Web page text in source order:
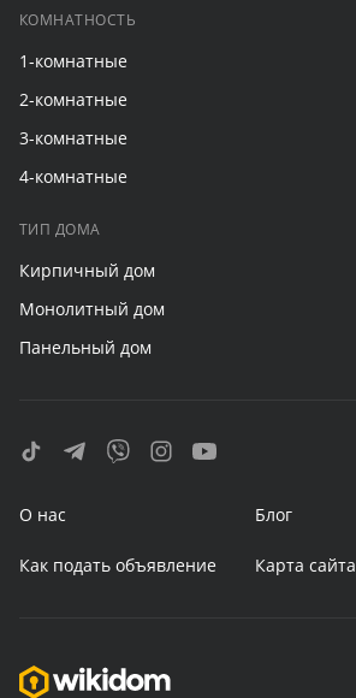
КОМНАТНОСТЬ
1-комнатные
2-комнатные
3-комнатные
4-комнатные
ТИП ДОМА
Кирпичный дом
Монолитный дом
Панельный дом
О нас Блог
Как подать объявление Карта сайта